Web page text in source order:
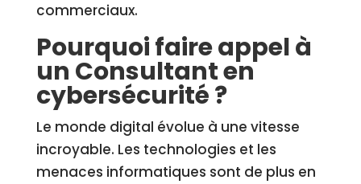
commerciaux.
Pourquoi faire appel à
un Consultant en
cybersécurité ?
Le monde digital évolue à une vitesse
incroyable. Les technologies et les
menaces informatiques sont de plus en